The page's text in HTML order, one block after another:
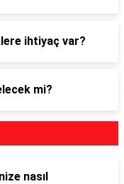
ihtiyaç var?
mi?
nasıl